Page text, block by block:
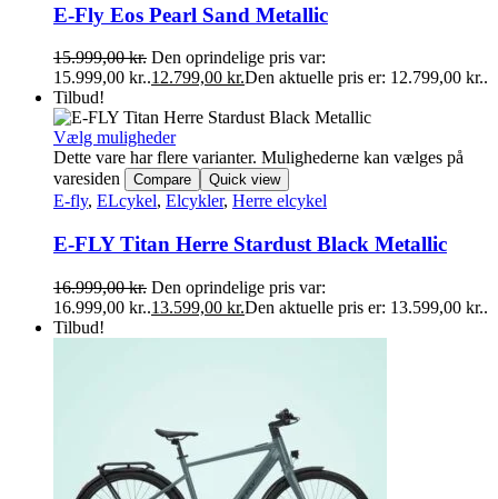
E-Fly Eos Pearl Sand Metallic
15.999,00kr. Den oprindelige pris var:
15.999,00 kr..12.799,00 kr.Den aktuelle pris er: 12.799,00 kr..
Tilbud!
Vælg muligheder
Dette vare har flere varianter. Mulighederne kan vælges på
varesiden
Compare Quick view
E-fly, ELcykel, Elcykler, Herre elcykel
E-FLY Titan Herre Stardust Black Metallic
16.999,00kr. Den oprindelige pris var:
16.999,00 kr..13.599,00 kr.Den aktuelle pris er: 13.599,00 kr..
Tilbud!